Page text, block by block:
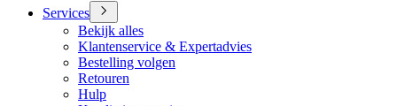
Services
Bekijk alles
Klantenservice & Expertadvies
Bestelling volgen
Retouren
Hulp